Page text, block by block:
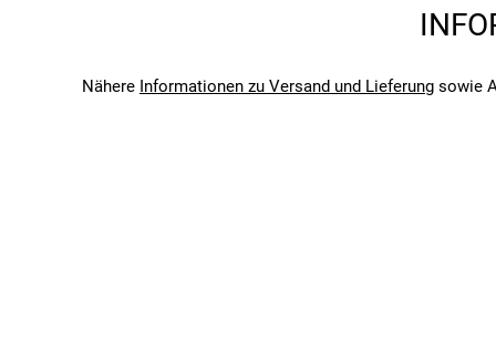
Bitte beachte, dass es zu Abweichungen zwischen den
Nähere Informationen zu Versand und Lieferungsowie